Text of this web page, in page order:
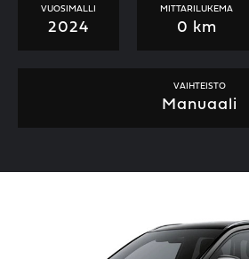
VUOSIMALLI
2024
MITTARILUKEMA
0 km
VAIHTEISTO
Manuaali